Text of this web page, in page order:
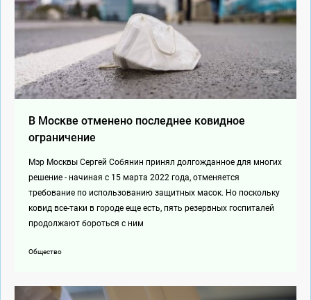
В Москве отменено последнее ковидное
ограничение
Мэр Москвы Сергей Собянин принял долгожданное для многих
решение - начиная с 15 марта 2022 года, отменяется
требование по использованию защитных масок. Но поскольку
ковид все-таки в городе еще есть, пять резервных госпиталей
продолжают бороться с ним
Общество